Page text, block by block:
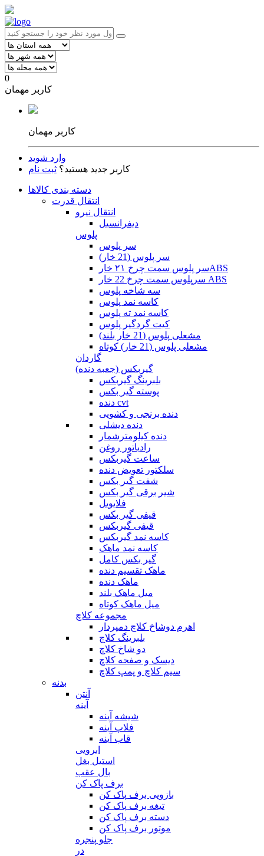
0
کاربر مهمان
کاربر مهمان
وارد شوید
کاربر جدید هستید؟ ثبت نام
دسته بندی کالاها
انتقال قدرت
انتقال نیرو
دیفرانسیل
پلوس
سر پلوس
سر پلوس (21 خار)
سر پلوس سمت چرخ ۲۱ خارABS
سرپلوس سمت چرخ 22 خار ABS
سه شاخه پلوس
کاسه نمد پلوس
کاسه نمد ته پلوس
کیت گردگیر پلوس
مشعلی پلوس (21 خار بلند)
مشعلی پلوس (21 خار) کوتاه
گاردان
گیربکس (جعبه دنده)
بلبرینگ گیربکس
پوسته گیر بکس
دنده cvt
دنده برنجی و کشویی
دنده دیشلی
دنده کیلومترشمار
رادیاتور روغن
ساعت گیربکس
سلکتور تعویض دنده
شفت گیر بکس
شیر برقی گیر بکس
فلایویل
قیفی گیر بکس
قیفی گیربکس
کاسه نمد گیربکس
کاسه نمد ماهک
گیر بکس کامل
ماهک تقسیم دنده
ماهک دنده
میل ماهک بلند
میل ماهک کوتاه
مجموعه کلاچ
اهرم دوشاخ کلاچ دمپردار
بلبرینگ کلاچ
دو شاخ کلاچ
دیسک و صفحه کلاچ
سیم کلاچ و پمپ کلاچ
بدنه
آنتن
آینه
شیشه آینه
فلاپ آینه
قاب آینه
ابرویی
استیل بغل
بال عقب
برف پاک کن
بازویی برف پاک کن
تیغه برف پاک کن
دسته برف پاک کن
موتور برف پاک کن
جلو پنجره
در